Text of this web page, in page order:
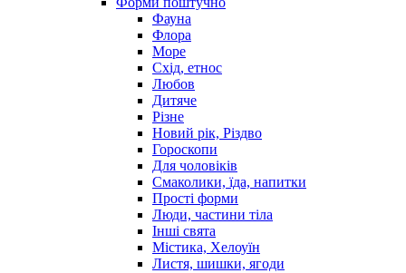
Фауна
Флора
Море
Схід, етнос
Любов
Дитяче
Різне
Новий рік, Різдво
Гороскопи
Для чоловіків
Смаколики, їда, напитки
Прості форми
Люди, частини тіла
Інші свята
Містика, Хелоуїн
Листя, шишки, ягоди